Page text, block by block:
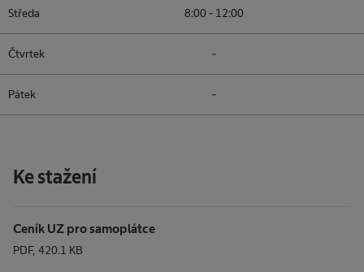
Středa 8:00 - 12:00
Čtvrtek -
Pátek -
Ke stažení
Ceník UZ pro samoplátce
PDF, 420.1 KB